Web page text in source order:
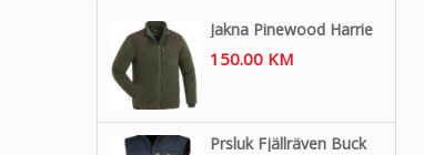
Jakna Pinewood Harrie
150.00 KM
Prsluk Fjällräven Buck